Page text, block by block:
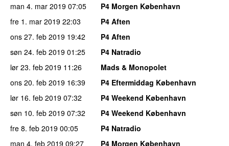
man 4. mar 2019 07:05
P4 Morgen København
fre 1. mar 2019 22:03
P4 Aften
ons 27. feb 2019 19:42
P4 Aften
søn 24. feb 2019 01:25
P4 Natradio
lør 23. feb 2019 11:26
Mads & Monopolet
ons 20. feb 2019 16:39
P4 Eftermiddag København
lør 16. feb 2019 07:32
P4 Weekend København
søn 10. feb 2019 07:32
P4 Weekend København
fre 8. feb 2019 00:05
P4 Natradio
man 4. feb 2019 09:27 P4 Morgen København